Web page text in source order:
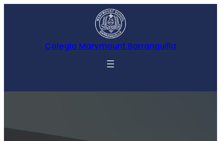
Colegio Marymount Barranquilla